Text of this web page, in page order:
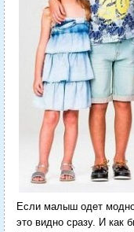
Если малыш одет
это видно сразу. И как